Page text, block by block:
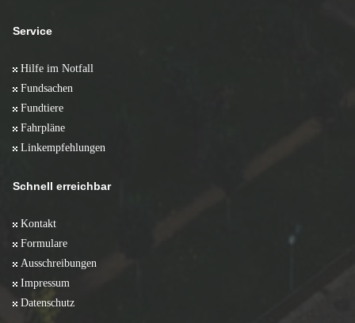
Service
Hilfe im Notfall
Fundsachen
Fundtiere
Fahrpläne
Linkempfehlungen
Schnell erreichbar
Kontakt
Formulare
Ausschreibungen
Impressum
Datenschutz